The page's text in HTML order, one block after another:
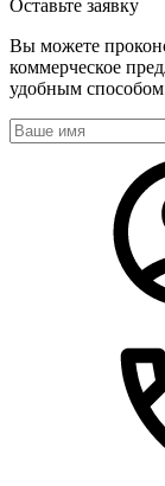
Оставьте заявку
Вы можете
коммерческое
удобным